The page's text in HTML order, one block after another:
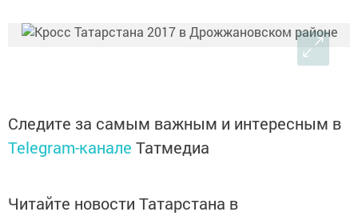
Следите за самым важным и интересным в
Telegram-канале Татмедиа
Читайте новости Татарстана в